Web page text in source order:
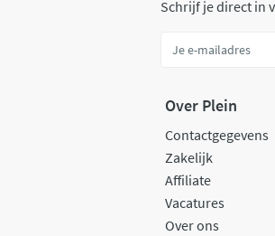
Schrijf je direct in
Over Plein
Contactgegevens
Zakelijk
Affiliate
Vacatures
Over ons